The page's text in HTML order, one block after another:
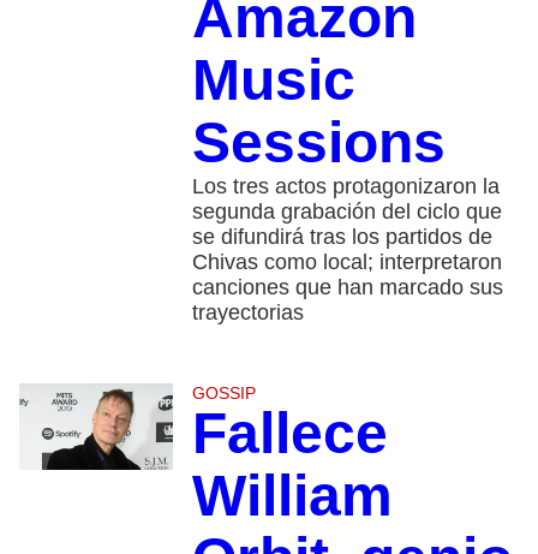
Amazon
Music
Sessions
Los tres actos protagonizaron la
segunda grabación del ciclo que
se difundirá tras los partidos de
Chivas como local; interpretaron
canciones que han marcado sus
trayectorias
GOSSIP
Fallece
William